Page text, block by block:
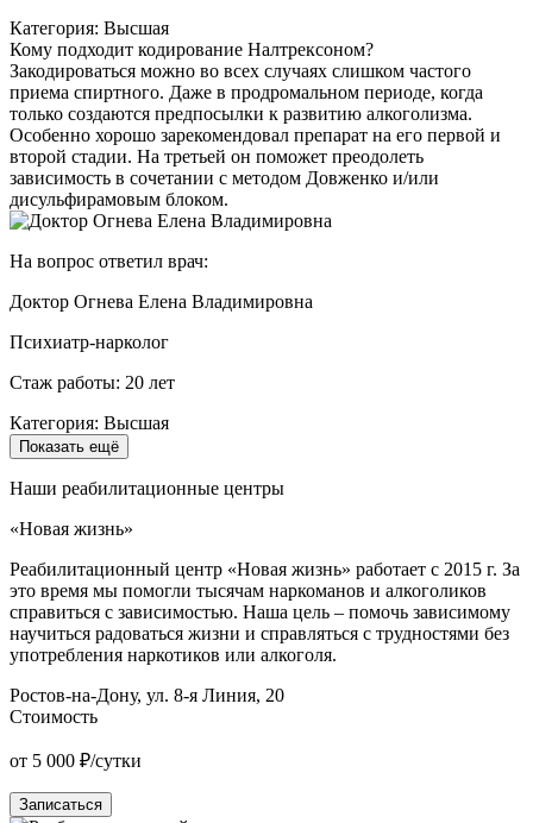
Категория: Высшая
Кому подходит кодирование Налтрексоном?
Закодироваться можно во всех случаях слишком частого
приема спиртного. Даже в продромальном периоде, когда
только создаются предпосылки к развитию алкоголизма.
Особенно хорошо зарекомендовал препарат на его первой и
второй стадии. На третьей он поможет преодолеть
зависимость в сочетании с методом Довженко и/или
дисульфирамовым блоком.
На вопрос ответил врач:
Доктор Огнева Елена Владимировна
Психиатр-нарколог
Стаж работы: 20 лет
Категория: Высшая
Показать ещё
Наши реабилитационные центры
«Новая жизнь»
Реабилитационный центр «Новая жизнь» работает с 2015 г. За
это время мы помогли тысячам наркоманов и алкоголиков
справиться с зависимостью. Наша цель – помочь зависимому
научиться радоваться жизни и справляться с трудностями без
употребления наркотиков или алкоголя.
Ростов-на-Дону, ул. 8-я Линия, 20
Стоимость
от 5 000 ₽/сутки
Записаться